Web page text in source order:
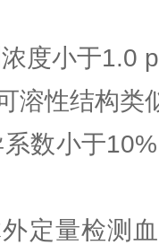
度小于1.0
溶性结构类
数小于
定量检测